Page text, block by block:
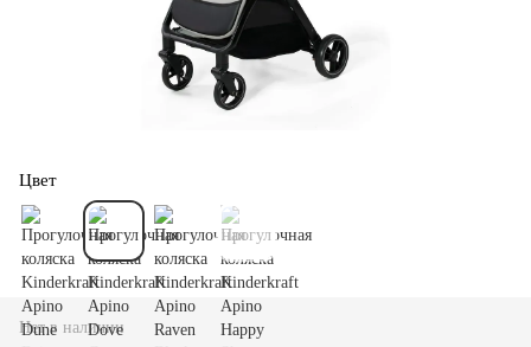
Цвет
Нет в наличии